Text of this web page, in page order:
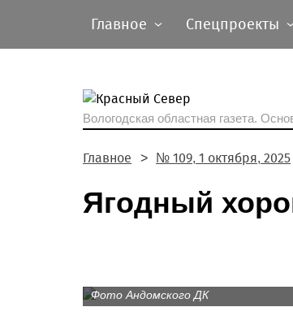
Главное Спецпроекты
Вологодская областная газета.
Главное № 109, 1 октября, 2025
Ягодный
Школьников познакомили с
Фото Андомского ДК